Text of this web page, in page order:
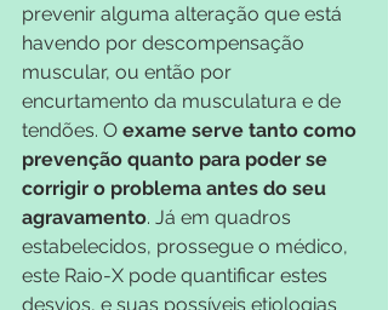
prevenir alguma alteração que está
havendo por descompensação
muscular, ou então por
encurtamento da musculatura e de
tendões. O exame serve tanto como
prevenção quanto para poder se
corrigir o problema antes do seu
agravamento. Já em quadros
estabelecidos, prossegue o médico,
este Raio-X pode quantificar estes
desvios, e suas possíveis etiologias